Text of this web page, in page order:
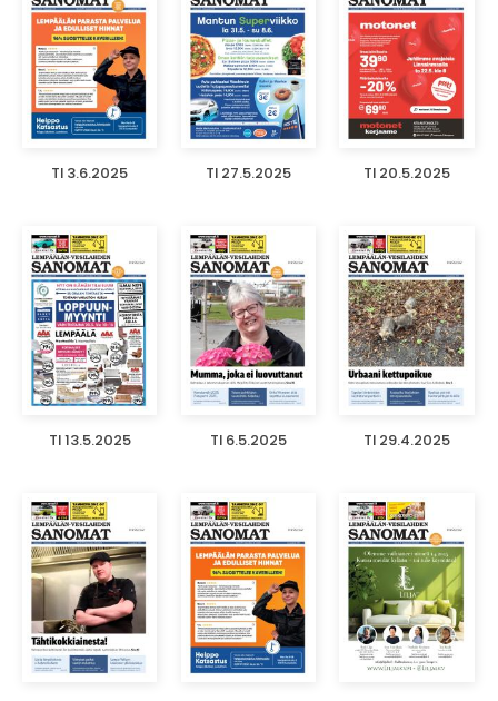
TI 3.6.2025 TI 27.5.2025 TI 20.5.2025
TI 13.5.2025 TI 6.5.2025 TI 29.4.2025